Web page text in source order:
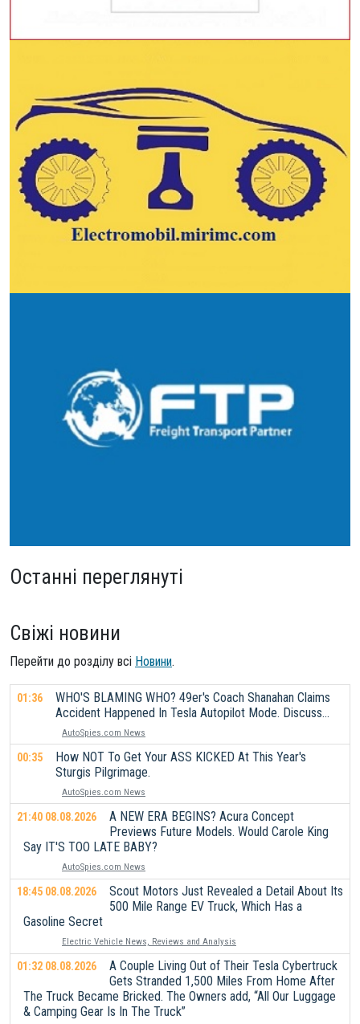
Останні переглянуті
Свіжі новини
Перейти до розділу всі Новини.
01:36
WHO'S BLAMING WHO? 49er's Coach Shanahan Claims
Accident Happened In Tesla Autopilot Mode. Discuss...
AutoSpies.com News
00:35
How NOT To Get Your ASS KICKED At This Year's
Sturgis Pilgrimage.
AutoSpies.com News
21:40 08.08.2026
A NEW ERA BEGINS? Acura Concept
Previews Future Models. Would Carole King
Say IT'S TOO LATE BABY?
AutoSpies.com News
18:45 08.08.2026
Scout Motors Just Revealed a Detail About Its
500 Mile Range EV Truck, Which Has a
Gasoline Secret
Electric Vehicle News, Reviews and Analysis
01:32 08.08.2026
A Couple Living Out of Their Tesla Cybertruck
Gets Stranded 1,500 Miles From Home After
The Truck Became Bricked. The Owners add, “All Our Luggage
& Camping Gear Is In The Truck”